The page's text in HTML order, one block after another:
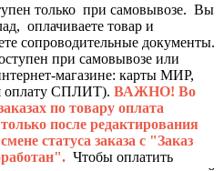
только при самовывозе. Вы
оплачиваете товар и
сопроводительные документы.
при самовывозе или
магазине: карты МИР,
оплату СПЛИТ). ВАЖНО! Во
по товару оплата
после редактирования
статуса заказа с "Заказ
Чтобы оплатить